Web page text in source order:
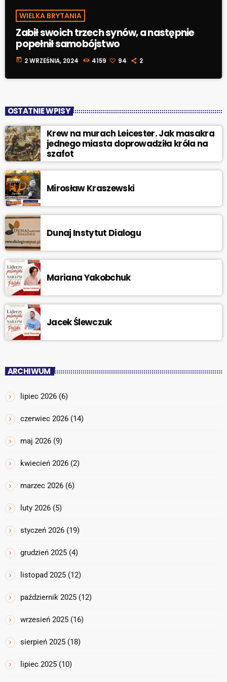
WIELKA BRYTANIA
Zabił swoich trzech synów, a następnie
popełnił samobójstwo
today 2 WRZEŚNIA, 2024 4159 94 2
OSTATNIE WPISY
Krew na murach Leicester. Jak masakra
jednego miasta doprowadziła króla na
szafot
Mirosław Kraszewski
Dunaj Instytut Dialogu
Mariana Yakobchuk
Jacek Ślewczuk
ARCHIWUM
lipiec 2026 (6)
czerwiec 2026 (14)
maj 2026 (9)
kwiecień 2026 (2)
marzec 2026 (6)
luty 2026 (5)
styczeń 2026 (19)
grudzień 2025 (4)
listopad 2025 (12)
październik 2025 (12)
wrzesień 2025 (16)
sierpień 2025 (18)
lipiec 2025 (10)